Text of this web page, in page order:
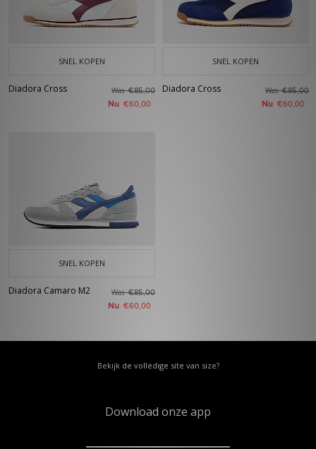
SNEL KOPEN
Diadora Cross Was€85,00
Nu €60,00
SNEL KOPEN
Diadora Cross Was€85,00
Nu €60,00
SNEL KOPEN
Diadora Camaro M2 Was€85,00
Nu €60,00
Bekijk de volledige site van size?
Download onze app